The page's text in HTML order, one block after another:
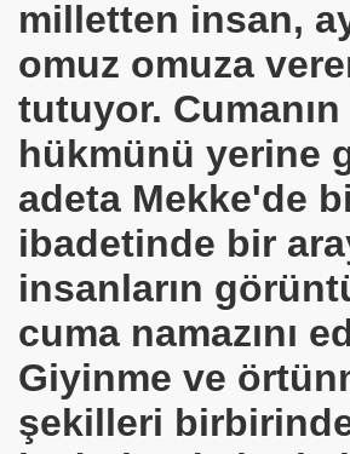
milletten insan,
omuz omuza
tutuyor. Cumanın
hükmünü yerine
adeta Mekke'de
ibadetinde bir
insanların
cuma namazını
Giyinme ve
şekilleri
ÖĞRETTİ
anlaşıldı
CEZASI
İÇİN CAMİ YIKTI